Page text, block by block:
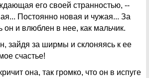
его своей странностью, --
Постоянно новая и чужая... За
он и влюблен в нее, как мальчик.
зайдя за ширмы и склоняясь к ее
счастье!
она, так громко, что он в испуге